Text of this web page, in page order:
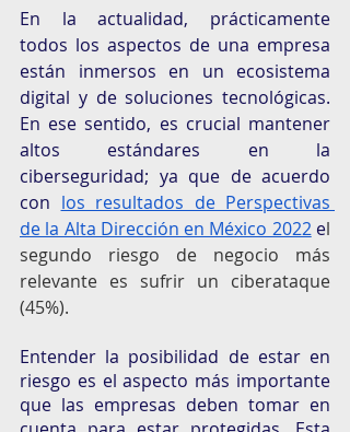
En la actualidad, prácticamente
todos los aspectos de una empresa
están inmersos en un ecosistema
digital y de soluciones tecnológicas.
En ese sentido, es crucial mantener
altos estándares en la
ciberseguridad; ya que de acuerdo
con los resultados de Perspectivas
de la Alta Dirección en México 2022 el
segundo riesgo de negocio más
relevante es sufrir un ciberataque
(45%).
Entender la posibilidad de estar en
riesgo es el aspecto más importante
que las empresas deben tomar en